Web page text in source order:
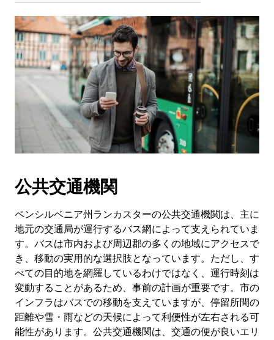
公共交通機関
ペンシルベニア州ランカスターの公共交通機関は、主に
地元の交通局が運行するバス網によって支えられていま
す。バスは市内および周辺郡の多くの地域にアクセスで
き、移動の実用的な選択肢となっています。ただし、す
べての目的地を網羅しているわけではなく、運行時刻は
変動することがあるため、事前の計画が重要です。市の
インフラはバスでの移動を支えていますが、停留所間の
距離や雪・雨などの天候によって利便性が左右される可
能性があります。公共交通機関は、交通の便が良いエリ